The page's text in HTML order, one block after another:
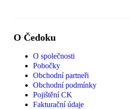
O Čedoku
O společnosti
Pobočky
Obchodní partneři
Obchodní podmínky
Pojištění CK
Fakturační údaje